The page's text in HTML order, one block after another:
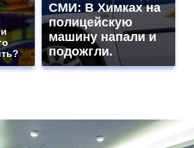
СМИ: В Химках на
полицейскую
машину напали и
подожгли.